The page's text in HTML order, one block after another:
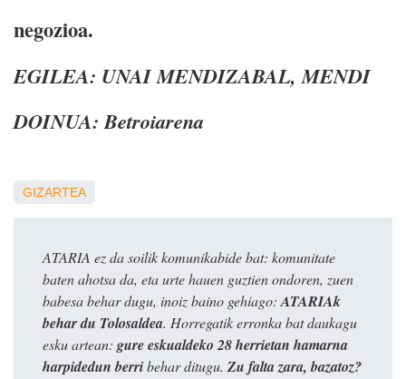
negozioa.
EGILEA: UNAI MENDIZABAL, MENDI
DOINUA: Betroiarena
GIZARTEA
ATARIA ez da soilik komunikabide bat: komunitate
baten ahotsa da, eta urte hauen guztien ondoren, zuen
babesa behar dugu, inoiz baino gehiago: ATARIAk
behar du Tolosaldea. Horregatik erronka bat daukagu
esku artean: gure eskualdeko 28 herrietan hamarna
harpidedun berribehar ditugu. Zu falta zara, bazatoz?